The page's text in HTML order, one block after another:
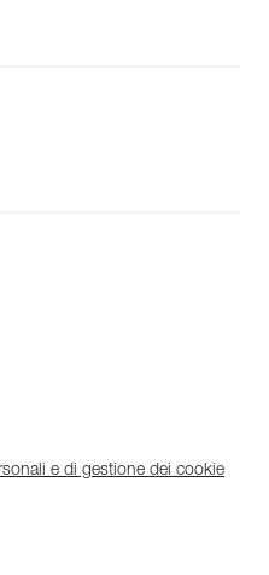
e di gestione dei cookie